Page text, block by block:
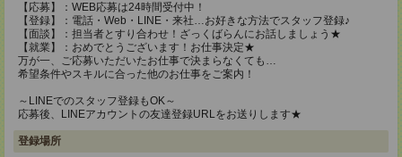
【応募】：WEB応募は24時間受付中！
【登録】：電話・Web・LINE・来社…お好きな方法でスタッフ登録♪
【面談】：担当者とすり合わせ！ざっくばらんにお話しましょう★
【就業】：おめでとうございます！お仕事決定★
万が一、ご応募いただいたお仕事で決まらなくても…
希望条件やスキルに合った他のお仕事をご案内！
～LINEでのスタッフ登録もOK～
応募後、LINEアカウントの友達登録URLをお送りします★
登録場所